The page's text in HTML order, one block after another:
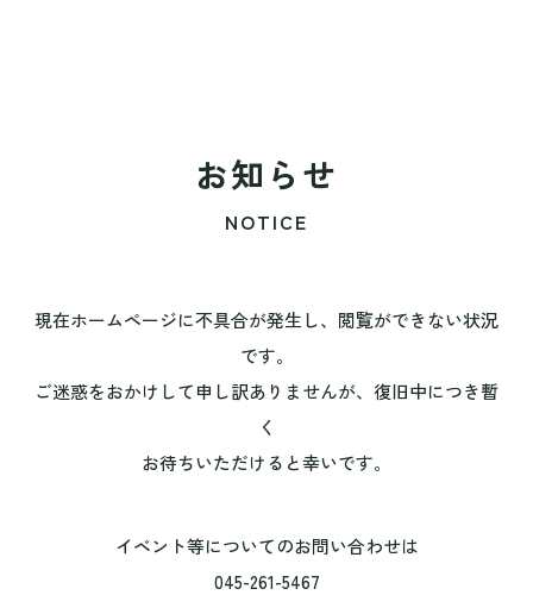
お知らせ
NOTICE
現在ホームページに不具合が発生し、閲覧ができない状況
です。
ご迷惑をおかけして申し訳ありませんが、復旧中につき暫
く
お待ちいただけると幸いです。
イベント等についてのお問い合わせは
045-261-5467